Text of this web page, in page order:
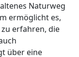
Naturweg
ermöglicht es,
erfahren, die
über eine